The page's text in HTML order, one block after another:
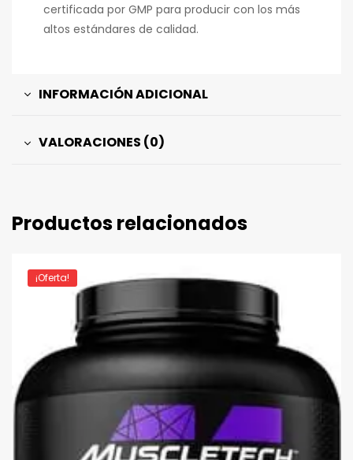
certificada por GMP para producir con los más
altos estándares de calidad.
INFORMACIÓN ADICIONAL
VALORACIONES (0)
Productos relacionados
¡Oferta!